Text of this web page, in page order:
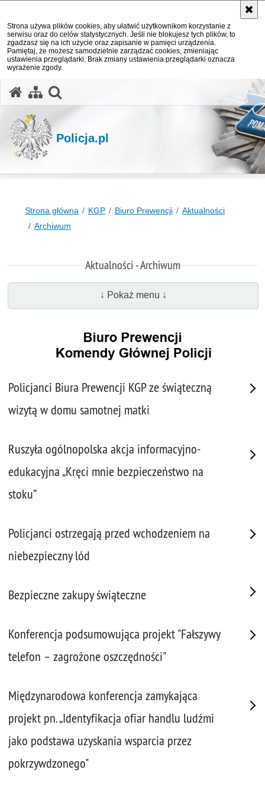
Strona używa plików cookies, aby ułatwić użytkownikom korzystanie z
serwisu oraz do celów statystycznych. Jeśli nie blokujesz tych plików, to
zgadzasz się na ich użycie oraz zapisanie w pamięci urządzenia.
Pamiętaj, że możesz samodzielnie zarządzać cookies, zmieniając
ustawienia przeglądarki. Brak zmiany ustawienia przeglądarki oznacza
wyrażenie zgody.
Policja.pl
Strona główna KGP Biuro Prewencji
Aktualności
Archiwum
Aktualności - Archiwum
↓ Pokaż menu ↓
Policjanci Biura Prewencji KGP ze świąteczną
wizytą w domu samotnej matki
Ruszyła ogólnopolska akcja informacyjno-
edukacyjna „Kręci mnie bezpieczeństwo na
stoku”
Policjanci ostrzegają przed wchodzeniem na
niebezpieczny lód
Bezpieczne zakupy świąteczne
Konferencja podsumowująca projekt "Fałszywy
telefon – zagrożone oszczędności"
Międzynarodowa konferencja zamykająca
projekt pn. „Identyfikacja ofiar handlu ludźmi
jako podstawa uzyskania wsparcia przez
pokrzywdzonego"